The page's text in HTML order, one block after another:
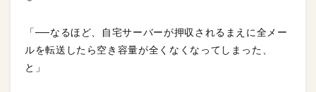
「──なるほど、自宅サーバーが押収されるまえに全メー
ルを転送したら空き容量が全くなくなってしまった、
と」